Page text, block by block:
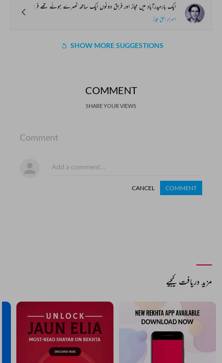
ایک بارحیدرآباد میں مجاز اور فراق دونوں ایک ساتھ ٹھہرے ہوئے تھے فراق نے مجاز سے مشورہ کے انداز میں کہا، ’’بمبئی چلے جاؤ، تمہارے گیت فلم والے بڑی قیمت دے کر خریدیں گے۔‘‘
اسرار الحق مجاز
SHOW MORE SUGGESTIONS
COMMENT
SHARE YOUR VIEWS
Comment
CANCEL COMMENT
مزید دریافت کیجیے